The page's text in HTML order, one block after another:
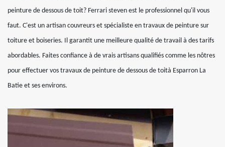
peinture de dessous de toit? Ferrari steven est le professionnel qu'il vous
faut. C'est un artisan couvreurs et spécialiste en travaux de peinture sur
toiture et boiseries. Il garantit une meilleure qualité de travail à des tarifs
abordables. Faites confiance à de vrais artisans qualifiés comme les nôtres
pour effectuer vos travaux de peinture de dessous de toità Esparron La
Batie et ses environs.